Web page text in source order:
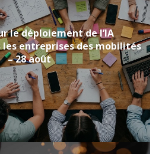
le déploiement de l’IA
les entreprises des mobilités
– 28 août